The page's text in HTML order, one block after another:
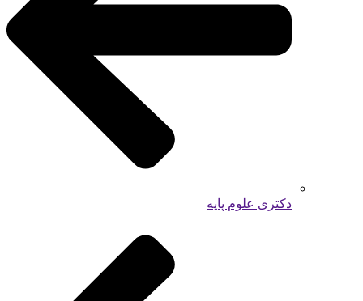
دکتری علوم پایه